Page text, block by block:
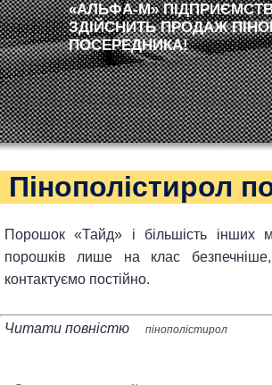
«АЛЬФА-М»
ЗДІЙСНИТЬ ПРОДАЖ
ПОСЕРЕДНИКА!
Пінополістирол
Порошок «Тайд» і більшість інших
порошків лише на клас
контактуємо постійно.
Читати повністю пінополістирол